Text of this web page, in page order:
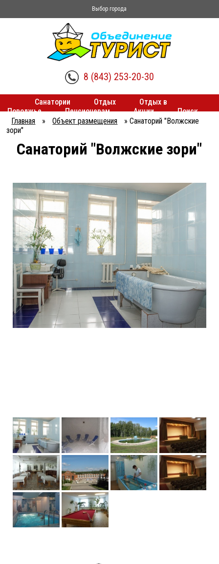
Выбор города
8 (843) 253-20-30
Санатории Отдых
Отдых в
Поволжье
Пенсионерам Акции
Поиск
туров
Трансферы
Главная » Объект размещения »Санаторий "Волжские
зори"
Санаторий "Волжские зори"